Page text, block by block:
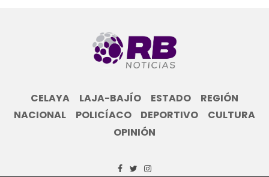
CELAYA LAJA-BAJÍO ESTADO
REGIÓN
NACIONAL
POLICÍACO DEPORTIVO
CULTURA
OPINIÓN